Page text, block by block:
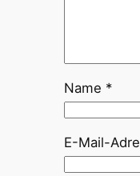
Name *
E-Mail-